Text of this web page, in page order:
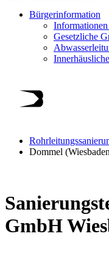
Bürgerinformation
Gesetzliche
Dommel
GmbH